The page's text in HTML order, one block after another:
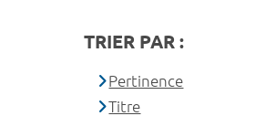
TRIER PAR :
Pertinence
Titre